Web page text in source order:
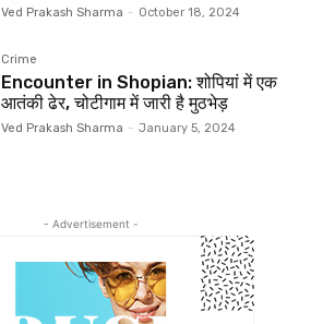
Ved Prakash Sharma - October 18, 2024
Crime
Encounter in Shopian: शोपियां में एक
आतंकी ढेर, चोटीगाम में जारी है मुठभेड़
Ved Prakash Sharma - January 5, 2024
- Advertisement -